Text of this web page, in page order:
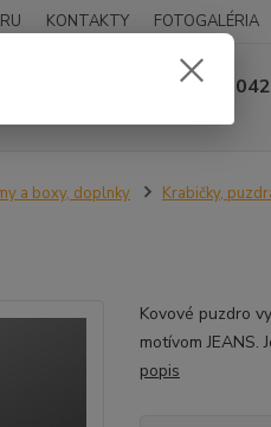
KONTAKTY FOTOGALÉRIA
0948 236 042
a boxy, doplnky Krabičky,
Kovové puzdro
motívom JEANS.
popis